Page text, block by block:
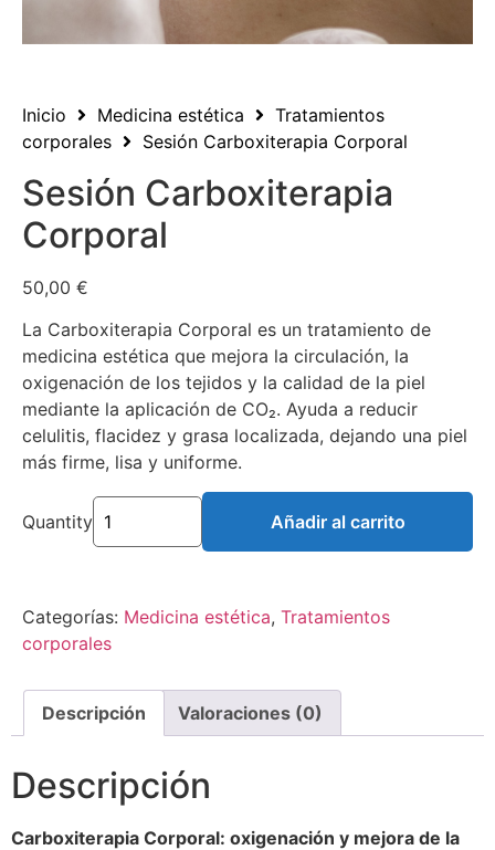
Inicio Medicina estética
Tratamientos
corporales
Sesión Carboxiterapia Corporal
Sesión Carboxiterapia
Corporal
50,00 €
La Carboxiterapia Corporal es un tratamiento de
medicina estética que mejora la circulación, la
oxigenación de los tejidos y la calidad de la piel
mediante la aplicación de CO₂. Ayuda a reducir
celulitis, flacidez y grasa localizada, dejando una piel
más firme, lisa y uniforme.
Quantity Añadir al carrito
Categorías: Medicina estética, Tratamientos
corporales
Descripción Valoraciones (0)
Descripción
Carboxiterapia Corporal: oxigenación y mejora de la